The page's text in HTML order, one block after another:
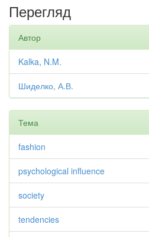
Перегляд
Автор
Kalka, N.M.
Шиделко, А.В.
Тема
fashion
psychological influence
society
tendencies